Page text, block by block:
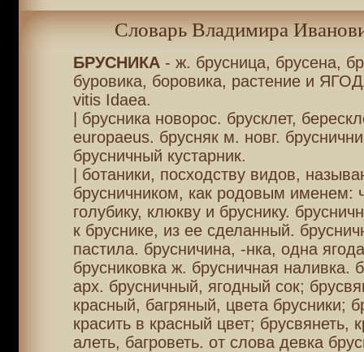
Словарь Владимира
БРУСНИКА- ж. брусница, брусена,
буровика, боровика, растение и
vitis Idaea.
| брусника новорос. брусклет,
europaeus. брусняк м. новг.
брусничный кустарник.
| ботаники, посходству видов,
брусничником, как родовым именем:
голубику, клюкву и бруснику.
к бруснике, из ее сделанный.
пастила. брусничина, -нка, одна
брусниковка ж. брусничная наливка.
арх. брусничный, ягодный сок;
красный, багряный, цвета брусники;
красить в красный цвет; брусвянеть,
алеть, багроветь. от слова девка